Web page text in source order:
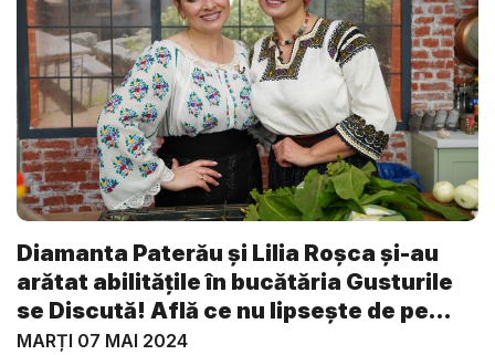
Diamanta Paterău și Lilia Roșca și-au
arătat abilitățile în bucătăria Gusturile
se Discută! Află ce nu lipsește de pe
ma...
MARȚI 07 MAI 2024